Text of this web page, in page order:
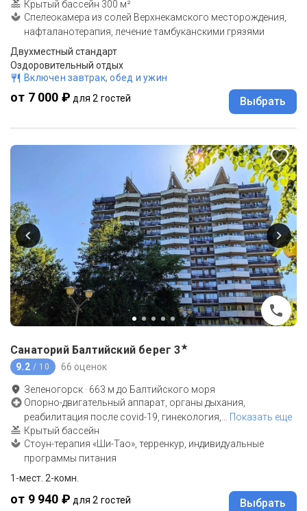
Крытый бассейн 300 м²
Спелеокамера из солей Верхнекамского месторождения,
нафталанотерапия, лечение тамбуканскими грязями
Двухместный стандарт
Оздоровительный отдых
Включен завтрак, обед и ужин
от 7 000 ₽ для 2 гостей Выбрать
Санаторий Балтийский берег 3★
9.2 / 10 66 оценок
Зеленогорск · 663 м до Балтийского моря
Опорно-двигательный аппарат, органы дыхания,
реабилитация после covid-19, гинекология,… Показать еще
Крытый бассейн
Стоун-терапия «Ши-Тао», терренкур, индивидуальные
программы питания
1-мест. 2-комн.
от 9 940 ₽ для 2 гостей Выбрать